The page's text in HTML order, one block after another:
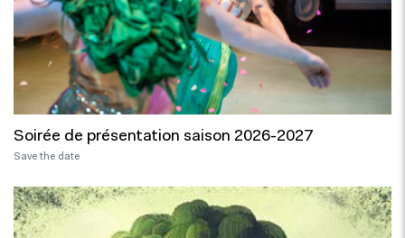
Soirée de présentation saison 2026-2027
Save the date